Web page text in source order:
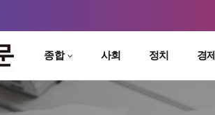
종합 사회 정치 경제